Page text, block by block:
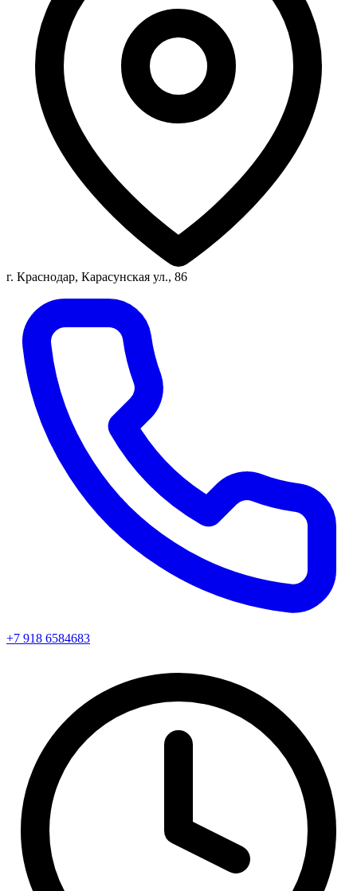
г. Краснодар, Карасунская ул., 86
+7 918 6584683